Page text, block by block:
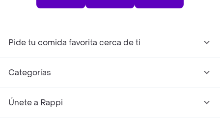
Pide tu comida favorita cerca de ti
Categorías
Únete a Rappi